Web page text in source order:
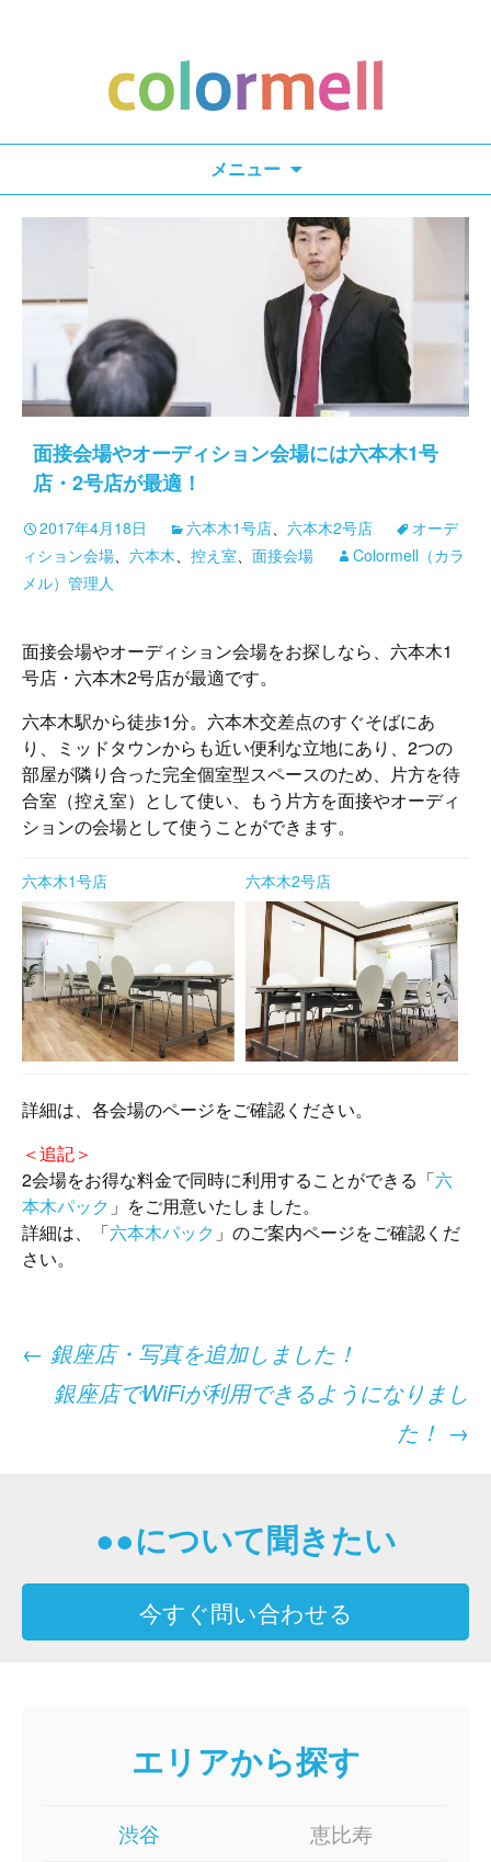
メニュー
索:
面接会場やオーディション会場には六本木1号
店・2号店が最適！
2017年4月18日 六本木1号店、 六本木2号店
オーデ
ィション会場、 六本木、 控え室、 面接会場
Colormell（カラ
メル）管理人
面接会場やオーディション会場をお探しなら、六本木1
号店・六本木2号店が最適です。
六本木駅から徒歩1分。六本木交差点のすぐそばにあ
り、ミッドタウンからも近い便利な立地にあり、2つの
部屋が隣り合った完全個室型スペースのため、片方を待
合室（控え室）として使い、もう片方を面接やオーディ
ションの会場として使うことができます。
六本木1号店 六本木2号店
詳細は、各会場のページをご確認ください。
＜追記＞
2会場をお得な料金で同時に利用することができる「六
本木パック 」をご用意いたしました。
詳細は、「六本木パック 」のご案内ページをご確認くだ
さい。
投
ー
シ
← 銀座店・写真を追加しました！
銀座店でWiFiが利用できるようになりまし
た！ →
●●について聞きたい
今すぐ問い合わせる
エリアから探す
渋谷
恵比寿